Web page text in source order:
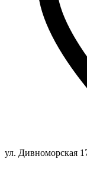
ул. Дивноморская